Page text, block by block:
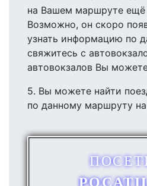
на Вашем маршруте ещё
Возможно, он скоро
узнать информацию по
свяжитесь с
автовокзалов Вы
5. Вы можете найти
по данному маршруту